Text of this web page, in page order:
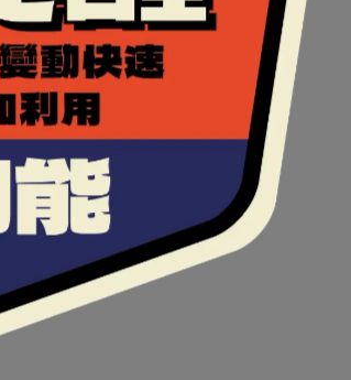
鏡，採用抗UV400鏡片。
爽乾燥。